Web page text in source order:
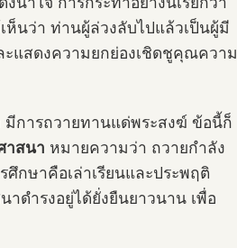
ห็นว่า ท่านผู้ล่วงลับไปแล้วเป็นผู้มี
แสดงความยกย่องเชิดชูคุณความ
การถวายทานแด่พระสงฆ์ ข้อนี้ก็
าสนา หมายความว่า ถวายกำลัง
กษาคือเล่าเรียนและประพฤติ
ดำรงอยู่ได้ยั่งยืนยาวนาน เพื่อ